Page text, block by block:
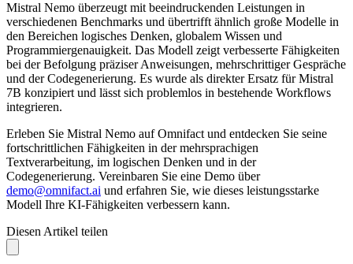
Mistral Nemo überzeugt mit beeindruckenden Leistungen in
verschiedenen Benchmarks und übertrifft ähnlich große Modelle in
den Bereichen logisches Denken, globalem Wissen und
Programmiergenauigkeit. Das Modell zeigt verbesserte Fähigkeiten
bei der Befolgung präziser Anweisungen, mehrschrittiger Gespräche
und der Codegenerierung. Es wurde als direkter Ersatz für Mistral
7B konzipiert und lässt sich problemlos in bestehende Workflows
integrieren.
Erleben Sie Mistral Nemo auf Omnifact und entdecken Sie seine
fortschrittlichen Fähigkeiten in der mehrsprachigen
Textverarbeitung, im logischen Denken und in der
Codegenerierung. Vereinbaren Sie eine Demo über
demo@omnifact.ai und erfahren Sie, wie dieses leistungsstarke
Modell Ihre KI-Fähigkeiten verbessern kann.
Diesen Artikel teilen